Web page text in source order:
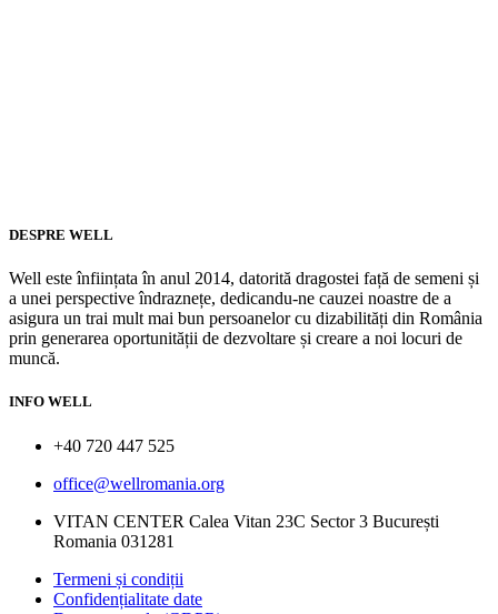
DESPRE WELL
Well este înființata în anul 2014, datorită dragostei față de semeni și
a unei perspective îndraznețe, dedicandu-ne cauzei noastre de a
asigura un trai mult mai bun persoanelor cu dizabilități din România
prin generarea oportunității de dezvoltare și creare a noi locuri de
muncă.
INFO WELL
+40 720 447 525
office@wellromania.org
VITAN CENTER Calea Vitan 23C Sector 3 București
Romania 031281
Termeni și condiții
Confidențialitate date